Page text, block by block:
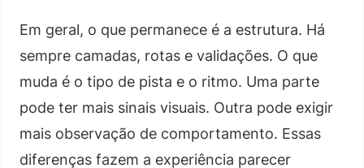
Em geral, o que permanece é a estrutura. Há
sempre camadas, rotas e validações. O que
muda é o tipo de pista e o ritmo. Uma parte
pode ter mais sinais visuais. Outra pode exigir
mais observação de comportamento. Essas
diferenças fazem a experiência parecer